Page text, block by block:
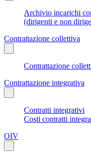
Archivio incarichi
(dirigenti e non
Contrattazione collettiva
Contrattazione
Contrattazione integrativa
Contratti integrativi
Costi contratti
OIV